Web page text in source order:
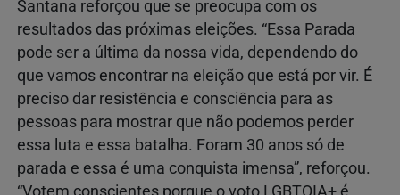
Santana reforçou que se preocupa com os
resultados das próximas eleições. “Essa Parada
pode ser a última da nossa vida, dependendo do
que vamos encontrar na eleição que está por vir. É
preciso dar resistência e consciência para as
pessoas para mostrar que não podemos perder
essa luta e essa batalha. Foram 30 anos só de
parada e essa é uma conquista imensa”, reforçou.